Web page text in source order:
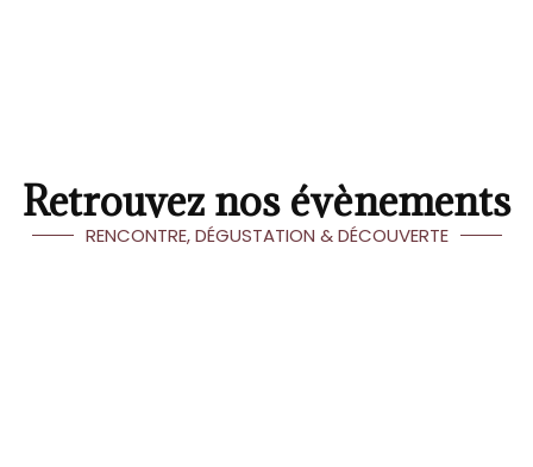
Retrouvez nos évènements
RENCONTRE, DÉGUSTATION & DÉCOUVERTE